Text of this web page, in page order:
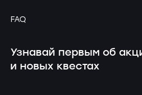
FAQ
Узнавай первым об
и новых квестах